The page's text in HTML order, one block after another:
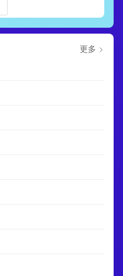
更多